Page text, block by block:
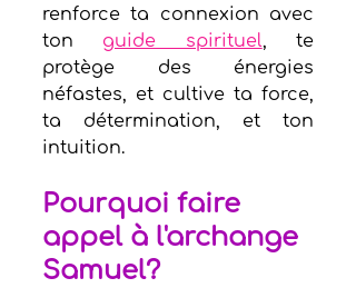
renforce ta connexion avec
ton guide spirituel, te
protège des énergies
néfastes, et cultive ta force,
ta détermination, et ton
intuition.
Pourquoi faire
appel à l'archange
Samuel?